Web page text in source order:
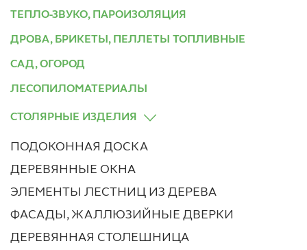
ТЕПЛО-ЗВУКО, ПАРОИЗОЛЯЦИЯ
ДРОВА, БРИКЕТЫ, ПЕЛЛЕТЫ ТОПЛИВНЫЕ
САД, ОГОРОД
ЛЕСОПИЛОМАТЕРИАЛЫ
СТОЛЯРНЫЕ ИЗДЕЛИЯ
ПОДОКОННАЯ ДОСКА
ДЕРЕВЯННЫЕ ОКНА
ЭЛЕМЕНТЫ ЛЕСТНИЦ ИЗ ДЕРЕВА
ФАСАДЫ, ЖАЛЛЮЗИЙНЫЕ ДВЕРКИ
ДЕРЕВЯННАЯ СТОЛЕШНИЦА